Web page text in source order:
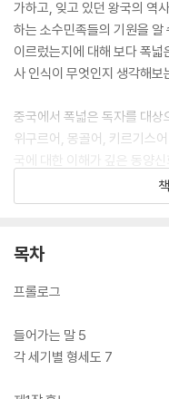
가하고, 잊고 있던 왕국의 역
하는 소수민족들의 기원을 알
이르렀는지에 대해 보다 폭
사 인식이 무엇인지 생각해보
중국에서 폭넓은 독자를 대상
위구르어, 몽골어, 키르기스
국에 대한 이해가 깊은 동양
물론, 국내 독자들에게 낯선
반 독자뿐 아니라 분야의 연
목차
프롤로그
들어가는 말 5
각 세기별 형세도 7